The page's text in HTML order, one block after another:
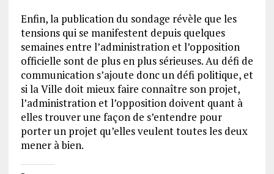
Enfin, la publication du sondage révèle que les
tensions qui se manifestent depuis quelques
semaines entre l’administration et l’opposition
officielle sont de plus en plus sérieuses. Au défi de
communication s’ajoute donc un défi politique, et
si la Ville doit mieux faire connaître son projet,
l’administration et l’opposition doivent quant à
elles trouver une façon de s’entendre pour
porter un projet qu’elles veulent toutes les deux
mener à bien.